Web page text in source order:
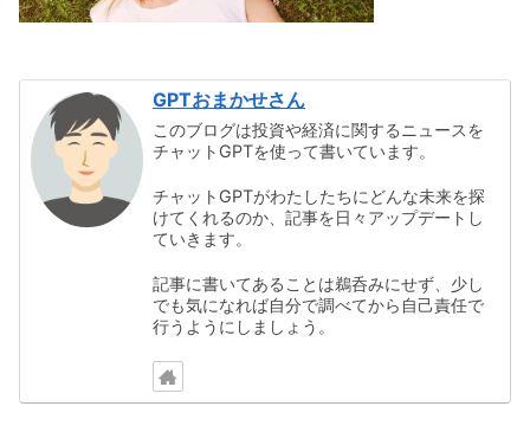
GPTおまかせさん
このブログは投資や経済に関するニュースを
チャットGPTを使って書いています。
チャットGPTがわたしたちにどんな未来を探
けてくれるのか、記事を日々アップデートし
ていきます。
記事に書いてあることは鵜呑みにせず、少し
でも気になれば自分で調べてから自己責任で
行うようにしましょう。